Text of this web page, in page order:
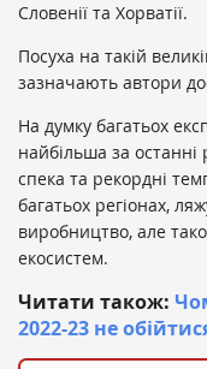
Словенії та Хорватії.
Посуха на такій
зазначають автори
На думку багатьох
найбільша за
спека та рекордні
багатьох регіонах,
виробництво, але
екосистем.
Читати також:
2022-23 не